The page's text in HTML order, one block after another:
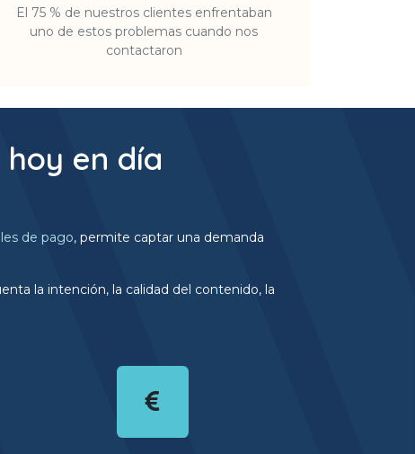
El 75 % de nuestros clientes enfrentaban
uno de estos problemas cuando nos
contactaron
hoy en día
de pago, permite captar una demanda
la intención, la calidad del contenido, la